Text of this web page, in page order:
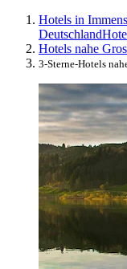
Hotels in
Deutschland
Hotels nahe
3-Sterne-Hotels